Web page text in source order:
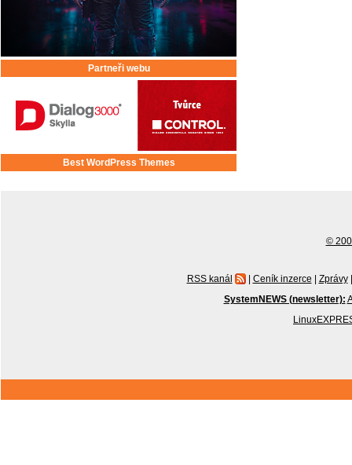
Partneři webu
Best WordPress Themes
©
RSS kanál | Ceník inzerce | Zprávy |
SystemNEWS (newsletter):